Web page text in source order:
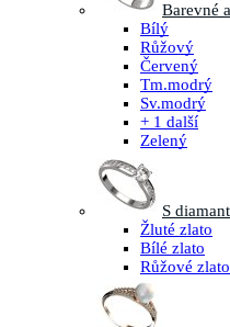
Barevné
Bílý
Růžový
Červený
Tm.modrý
Sv.modrý
+ 1 další
Zelený
S
Žluté zlato
Bílé zlato
Růžové zlato